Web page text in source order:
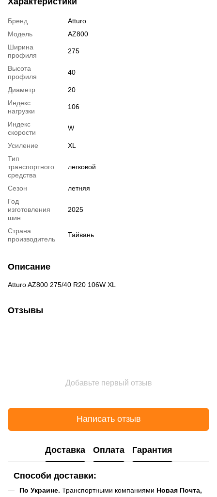
Бренд
Atturo
Модель
AZ800
Ширина
профиля
275
Высота
профиля
40
Диаметр
20
Индекс
нагрузки
106
Индекс
скорости
W
Усиление
XL
Тип
транспортного
средства
легковой
Сезон
летняя
Год
изготовления
шин
2025
Страна
производитель
Тайвань
Описание
Atturo AZ800 275/40 R20 106W XL
Отзывы
Добавьте первый отзыв
Написать отзыв
Доставка Оплата Гарантия
Способи доставки:
По Украине. Транспортными компаниями Новая Почта,